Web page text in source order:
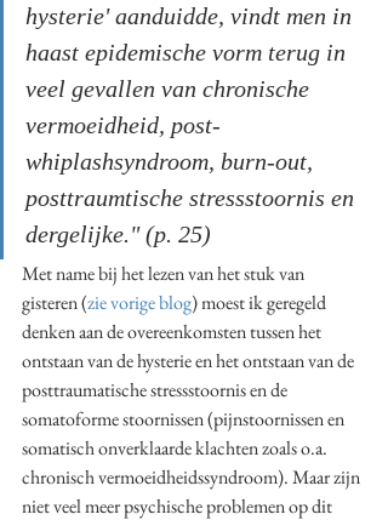
hysterie' aanduidde, vindt men in
haast epidemische vorm terug in
veel gevallen van chronische
vermoeidheid, post-
whiplashsyndroom, burn-out,
posttraumtische stressstoornis en
dergelijke." (p. 25)
Met name bij het lezen van het stuk van
gisteren (zie vorige blog) moest ik geregeld
denken aan de overeenkomsten tussen het
ontstaan van de hysterie en het ontstaan van de
posttraumatische stressstoornis en de
somatoforme stoornissen (pijnstoornissen en
somatisch onverklaarde klachten zoals o.a.
chronisch vermoeidheidssyndroom). Maar zijn
niet veel meer psychische problemen op dit